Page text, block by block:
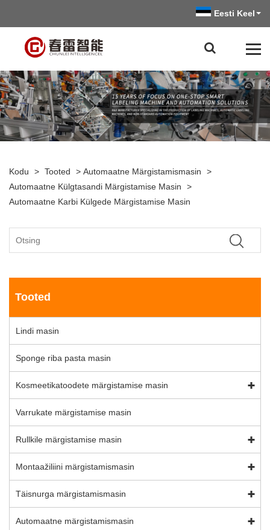
Eesti Keel
Kodu > Tooted > Automaatne Märgistamismasin
>
Automaatne Külgtasandi Märgistamise Masin
>
Automaatne Karbi Külgede Märgistamise Masin
Tooted
Lindi masin
Sponge riba pasta masin
Kosmeetikatoodete märgistamise masin
Varrukate märgistamise masin
Rullkile märgistamise masin
Montaažiliini märgistamismasin
Täisnurga märgistamismasin
Automaatne märgistamismasin